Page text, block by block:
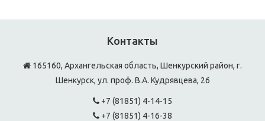
Контакты
165160, Архангельская область, Шенкурский район, г.
Шенкурск, ул. проф. В.А. Кудрявцева, 26
+7 (81851) 4-14-15
+7 (81851) 4-16-38